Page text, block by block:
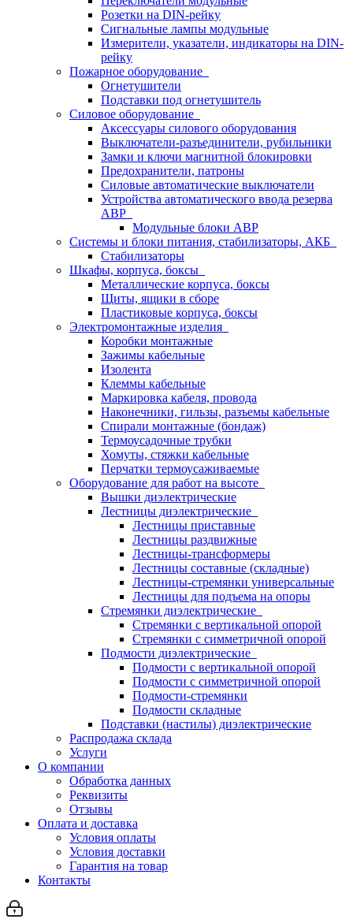
Розетки на DIN-рейку
Сигнальные лампы модульные
Измерители, указатели, индикаторы на DIN-
рейку
Пожарное оборудование
Огнетушители
Подставки под огнетушитель
Силовое оборудование
Аксессуары силового оборудования
Выключатели-разъединители, рубильники
Замки и ключи магнитной блокировки
Предохранители, патроны
Силовые автоматические выключатели
Устройства автоматического ввода резерва
АВР
Модульные блоки АВР
Системы и блоки питания, стабилизаторы, АКБ
Стабилизаторы
Шкафы, корпуса, боксы
Металлические корпуса, боксы
Щиты, ящики в сборе
Пластиковые корпуса, боксы
Электромонтажные изделия
Коробки монтажные
Зажимы кабельные
Изолента
Клеммы кабельные
Маркировка кабеля, провода
Наконечники, гильзы, разъемы кабельные
Спирали монтажные (бондаж)
Термоусадочные трубки
Хомуты, стяжки кабельные
Перчатки термоусаживаемые
Оборудование для работ на высоте
Вышки диэлектрические
Лестницы диэлектрические
Лестницы приставные
Лестницы раздвижные
Лестницы-трансформеры
Лестницы составные (складные)
Лестницы-стремянки универсальные
Лестницы для подъема на опоры
Стремянки диэлектрические
Стремянки с вертикальной опорой
Стремянки с симметричной опорой
Подмости диэлектрические
Подмости с вертикальной опорой
Подмости с симметричной опорой
Подмости-стремянки
Подмости складные
Подставки (настилы) диэлектрические
Распродажа склада
Услуги
О компании
Обработка данных
Реквизиты
Отзывы
Оплата и доставка
Условия оплаты
Условия доставки
Гарантия на товар
Контакты